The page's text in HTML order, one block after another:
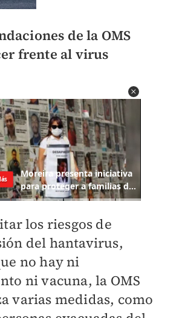
de la OMS
frente al virus
los riesgos de
del hantavirus,
no hay ni
ni vacuna, la OMS
varias medidas, como